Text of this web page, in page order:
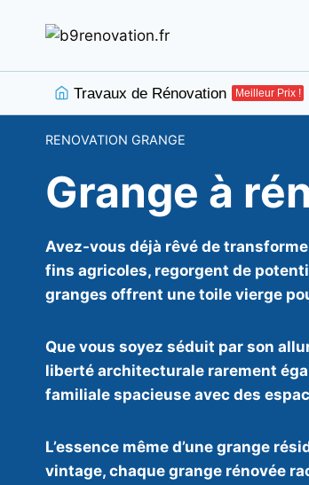
Travaux de Rénovation Meilleur Prix !
RENOVATION GRANGE
Grange à
Avez-vous déjà rêvé de
fins agricoles, regorgent de
granges offrent une toile vierge
Que vous soyez séduit par son
liberté architecturale rarement
familiale spacieuse avec des
L’essence même d’une grange
vintage, chaque grange rénovée